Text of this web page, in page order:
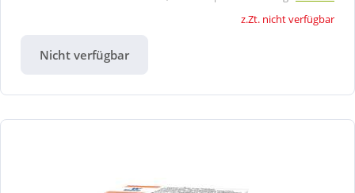
z.Zt. nicht verfügbar
Nicht verfügbar